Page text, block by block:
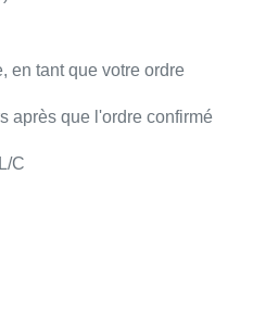
en tant que votre ordre
après que l'ordre confirmé
C